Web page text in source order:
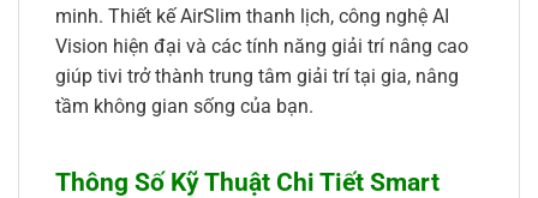
minh. Thiết kế AirSlim thanh lịch, công nghệ AI
Vision hiện đại và các tính năng giải trí nâng cao
giúp tivi trở thành trung tâm giải trí tại gia, nâng
tầm không gian sống của bạn.
Thông Số Kỹ Thuật Chi Tiết Smart